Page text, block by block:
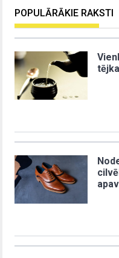
POPULĀRĀKIE RAKSTI